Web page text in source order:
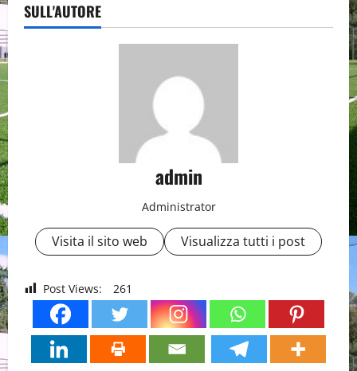
SULL'AUTORE
admin
Administrator
Visita il sito web Visualizza tutti i post
Post Views: 261